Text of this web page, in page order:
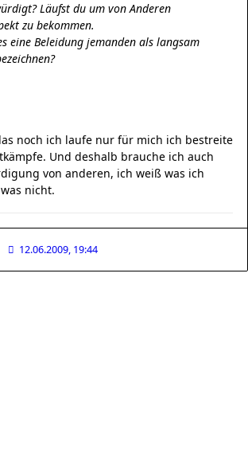
Läufst du um von Anderen
zu bekommen.
eine Beleidung jemanden als langsam
noch ich laufe nur für mich ich bestreite
Und deshalb brauche ich auch
von anderen, ich weiß was ich
nicht.
12.06.2009, 19:44